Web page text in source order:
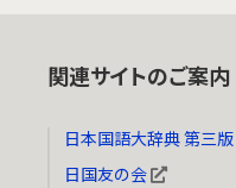
関連サイトのご案内
日本国語大辞典 第三版
日国友の会